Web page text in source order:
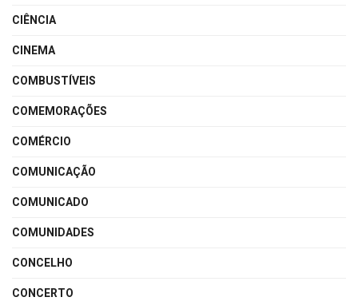
CIÊNCIA
CINEMA
COMBUSTÍVEIS
COMEMORAÇÕES
COMÉRCIO
COMUNICAÇÃO
COMUNICADO
COMUNIDADES
CONCELHO
CONCERTO